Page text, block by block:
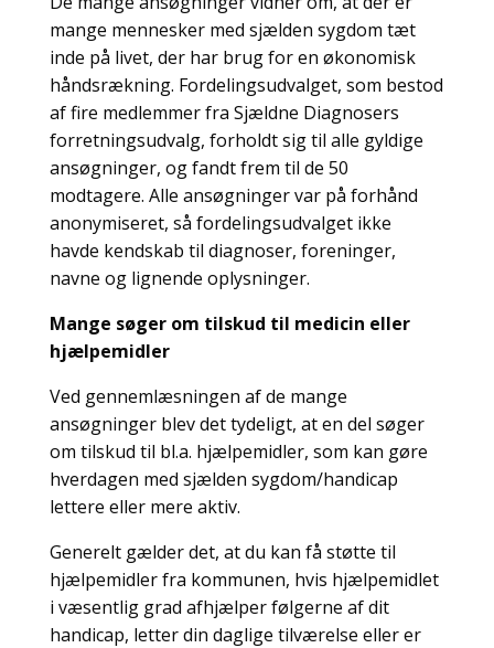
mange mennesker med sjælden sygdom tæt
inde på livet, der har brug for en økonomisk
håndsrækning. Fordelingsudvalget, som bestod
af fire medlemmer fra Sjældne Diagnosers
forretningsudvalg, forholdt sig til alle gyldige
ansøgninger, og fandt frem til de 50
modtagere. Alle ansøgninger var på forhånd
anonymiseret, så fordelingsudvalget ikke
havde kendskab til diagnoser, foreninger,
navne og lignende oplysninger.
Mange søger om tilskud til medicin eller
hjælpemidler
Ved gennemlæsningen af de mange
ansøgninger blev det tydeligt, at en del søger
om tilskud til bl.a. hjælpemidler, som kan gøre
hverdagen med sjælden sygdom/handicap
lettere eller mere aktiv.
Generelt gælder det, at du kan få støtte til
hjælpemidler fra kommunen, hvis hjælpemidlet
i væsentlig grad afhjælper følgerne af dit
handicap, letter din daglige tilværelse eller er